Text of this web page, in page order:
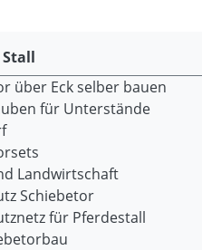
über Eck selber bauen
für Unterstände
Landwirtschaft
Schiebetor
für Pferdestall